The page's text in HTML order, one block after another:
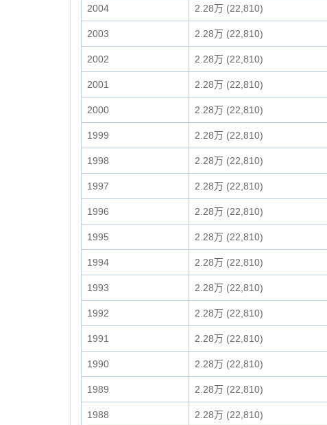
2004 2.28万 (22,810)
2003 2.28万 (22,810)
2002 2.28万 (22,810)
2001 2.28万 (22,810)
2000 2.28万 (22,810)
1999 2.28万 (22,810)
1998 2.28万 (22,810)
1997 2.28万 (22,810)
1996 2.28万 (22,810)
1995 2.28万 (22,810)
1994 2.28万 (22,810)
1993 2.28万 (22,810)
1992 2.28万 (22,810)
1991 2.28万 (22,810)
1990 2.28万 (22,810)
1989 2.28万 (22,810)
1988 2.28万 (22,810)